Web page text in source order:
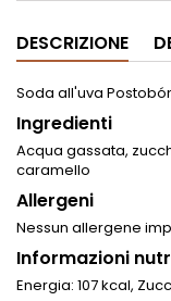
DESCRIZIONE
Soda all'uva
Ingredienti
Acqua gassata,
caramello
Allergeni
Nessun allergene
Informazioni
Energia: 107 kcal,